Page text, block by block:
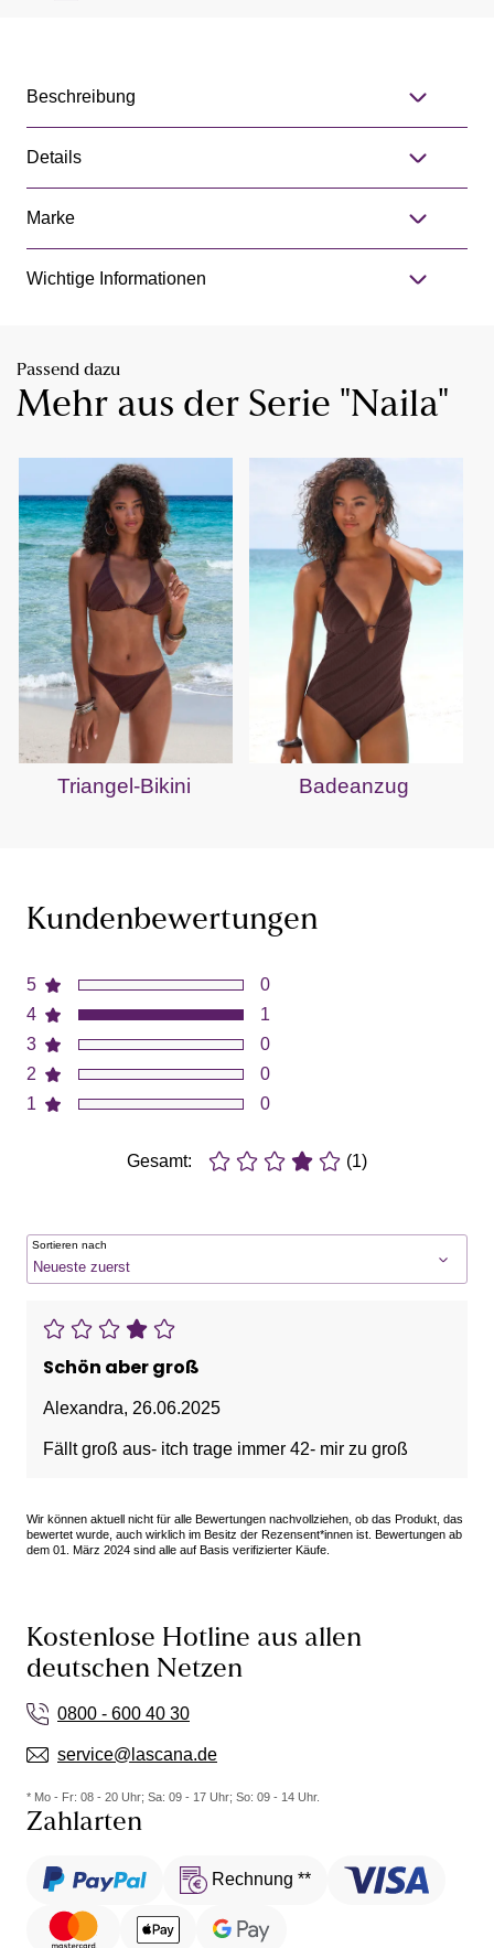
Beschreibung
Details
Marke
Wichtige Informationen
Passend dazu
Mehr aus der Serie "Naila"
Triangel-Bikini Badeanzug
Kundenbewertungen
5
4
3
2
1
0
1
0
0
0
Gesamt: (1)
Sortieren nach
Schön aber groß
Alexandra, 26.06.2025
Fällt groß aus- itch trage immer 42- mir zu groß
Wir können aktuell nicht für alle Bewertungen nachvollziehen, ob das Produkt, das
bewertet wurde, auch wirklich im Besitz der Rezensent*innen ist. Bewertungen ab
dem 01. März 2024 sind alle auf Basis verifizierter Käufe.
Kostenlose Hotline aus allen
deutschen Netzen
0800 - 600 40 30
service@lascana.de
* Mo - Fr: 08 - 20 Uhr; Sa: 09 - 17 Uhr; So: 09 - 14 Uhr.
Zahlarten
Rechnung **